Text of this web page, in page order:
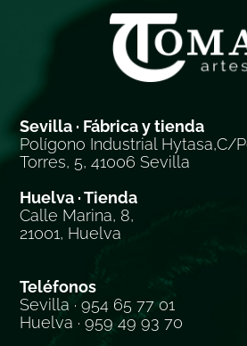
Sevilla · Fábrica y tienda
Polígono Industrial Hytasa,C/
Torres, 5, 41006 Sevilla
Huelva · Tienda
Calle Marina, 8,
21001, Huelva
Teléfonos
Sevilla · 954 65 77 01
Huelva · 959 49 93 70